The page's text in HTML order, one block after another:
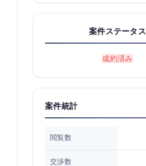
案件ステータス
成約済み
案件統計
閲覧数
交渉数